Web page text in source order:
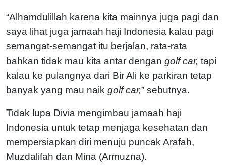
“Alhamdulillah karena kita mainnya juga pagi dan
saya lihat juga jamaah haji Indonesia kalau pagi
semangat-semangat itu berjalan, rata-rata
bahkan tidak mau kita antar dengan golf car, tapi
kalau ke pulangnya dari Bir Ali ke parkiran tetap
banyak yang mau naik golf car,” sebutnya.
Tidak lupa Divia mengimbau jamaah haji
Indonesia untuk tetap menjaga kesehatan dan
mempersiapkan diri menuju puncak Arafah,
Muzdalifah dan Mina (Armuzna).